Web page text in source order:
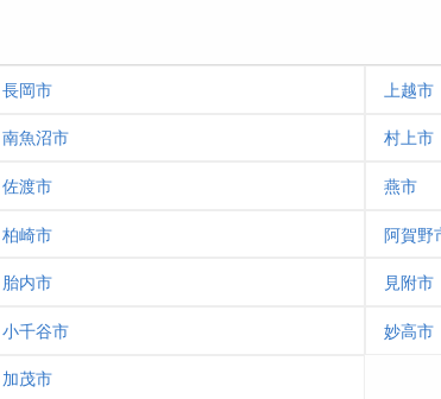
長岡市 上越市
南魚沼市 村上市
佐渡市 燕市
柏崎市 阿賀野
胎内市 見附市
小千谷市 妙高市
加茂市